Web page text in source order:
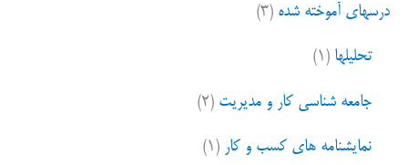
ادرسهای آموخته شده (۳)
تحلیلها (۱)
جامعه شناسی کار و مدیریت (۲)
نمایشنامه های کسب و کار (۱)